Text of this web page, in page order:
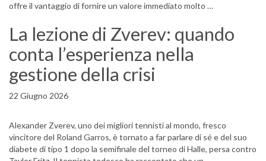
offre il vantaggio di fornire un valore immediato molto …
La lezione di Zverev: quando
conta l’esperienza nella
gestione della crisi
22 Giugno 2026
Alexander Zverev, uno dei migliori tennisti al mondo, fresco
vincitore del Roland Garros, è tornato a far parlare di sé e del suo
diabete di tipo 1 dopo la semifinale del torneo di Halle, persa contro